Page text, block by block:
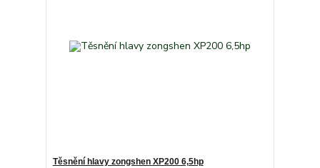
Těsnění hlavy zongshen XP200 6,5hp